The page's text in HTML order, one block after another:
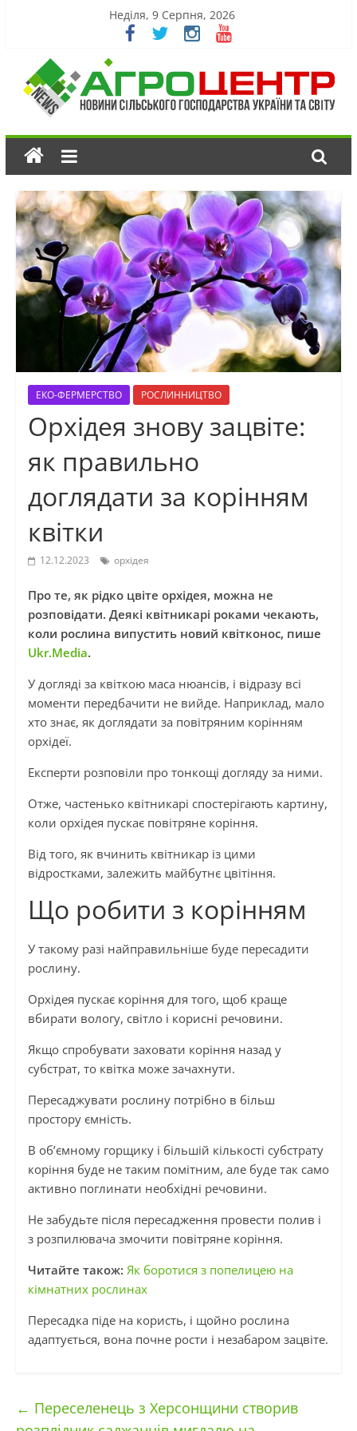
Неділя, 9 Серпня, 2026
ЕКО-ФЕРМЕРСТВО РОСЛИННИЦТВО
Орхідея знову зацвіте:
як правильно
доглядати за корінням
квітки
12.12.2023 орхідея
Про те, як рідко цвіте орхідея, можна не
розповідати. Деякі квітникарі роками чекають,
коли рослина випустить новий квітконос, пише
Ukr.Media.
У догляді за квіткою маса нюансів, і відразу всі
моменти передбачити не вийде. Наприклад, мало
хто знає, як доглядати за повітряним корінням
орхідеї.
Експерти розповіли про тонкощі догляду за ними.
Отже, частенько квітникарі спостерігають картину,
коли орхідея пускає повітряне коріння.
Від того, як вчинить квітникар із цими
відростками, залежить майбутнє цвітіння.
Що робити з корінням
У такому разі найправильніше буде пересадити
рослину.
Орхідея пускає коріння для того, щоб краще
вбирати вологу, світло і корисні речовини.
Якщо спробувати заховати коріння назад у
субстрат, то квітка може зачахнути.
Пересаджувати рослину потрібно в більш
простору ємність.
В об’ємному горщику і більшій кількості субстрату
коріння буде не таким помітним, але буде так само
активно поглинати необхідні речовини.
Не забудьте після пересадження провести полив і
з розпилювача змочити повітряне коріння.
Читайте також: Як боротися з попелицею на
кімнатних рослинах
Пересадка піде на користь, і щойно рослина
адаптується, вона почне рости і незабаром зацвіте.
← Переселенець з Херсонщини створив